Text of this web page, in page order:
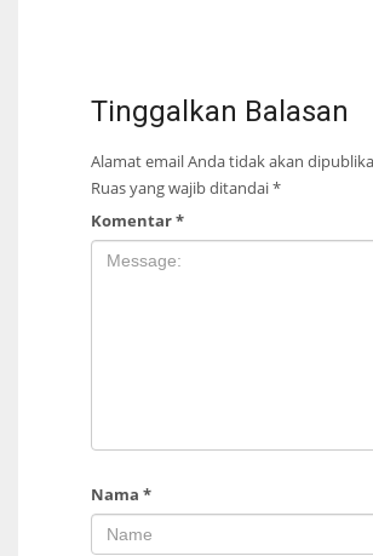
Tinggalkan Balasan
Alamat email Anda tidak akan
Ruas yang wajib ditandai*
Komentar*
Nama *